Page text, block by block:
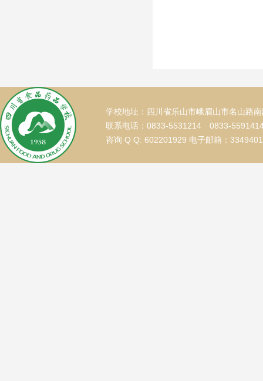
学校地址：四川省乐山市峨眉山市名山路
联系电话：0833-5531214 0833-
咨询 Q Q: 602201929 电子邮箱：